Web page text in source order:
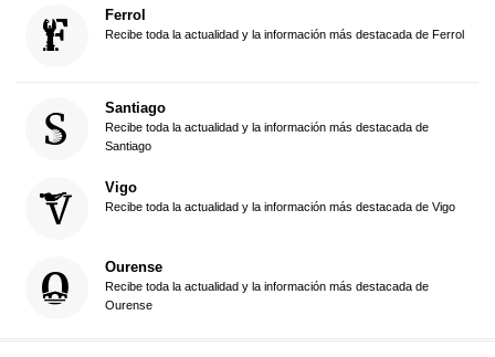
Ferrol
Recibe toda la actualidad y la información más destacada de Ferrol
Santiago
Recibe toda la actualidad y la información más destacada de
Santiago
Vigo
Recibe toda la actualidad y la información más destacada de Vigo
Ourense
Recibe toda la actualidad y la información más destacada de
Ourense